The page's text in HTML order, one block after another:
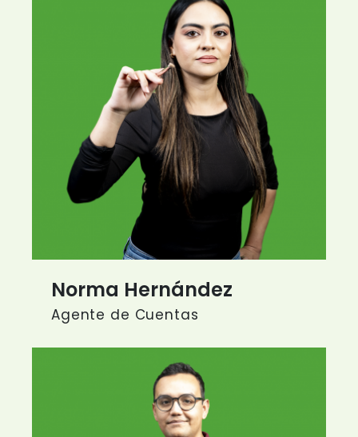
Norma Hernández
Agente de Cuentas